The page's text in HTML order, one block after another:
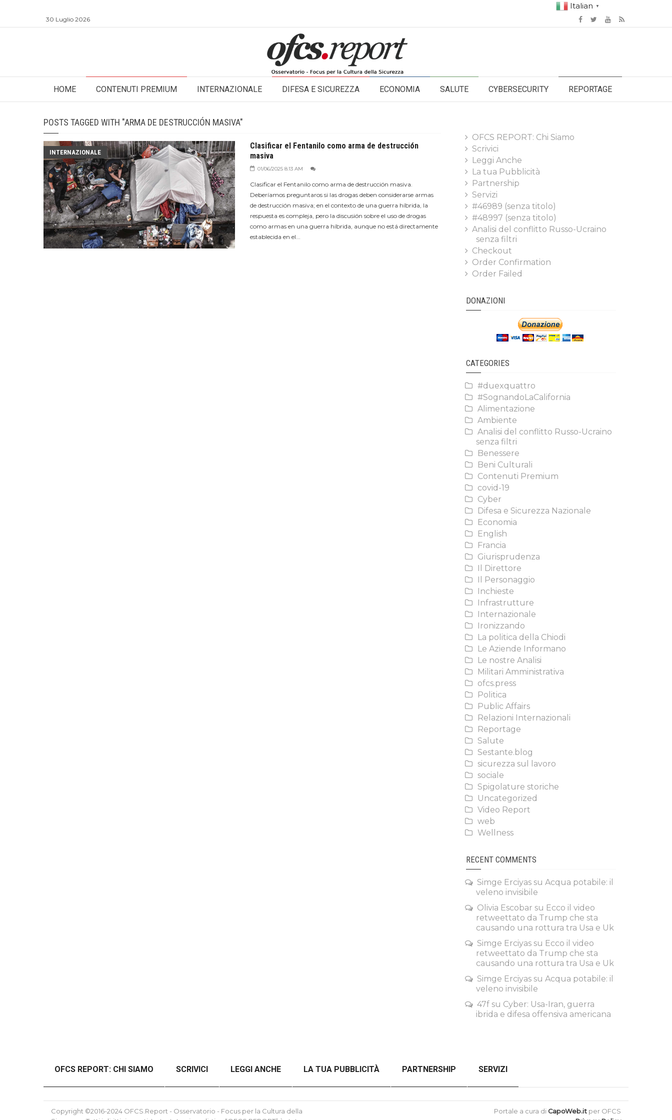
Italian ▼
30 Luglio 2026
HOME CONTENUTI PREMIUM INTERNAZIONALE DIFESA E SICUREZZA ECONOMIA SALUTE CYBERSECURITY REPORTAGE
POSTS TAGGED WITH "ARMA DE DESTRUCCIÓN MASIVA"
INTERNAZIONALE
Clasificar el Fentanilo como arma de destrucción
masiva
01/06/2025 8:13 AM
Clasificar el Fentanilo como arma de destrucción masiva.
Deberíamos preguntaros si las drogas deben considerarse armas
de destrucción masiva; en el contexto de una guerra híbrida, la
respuesta es compleja, pero la discusión sobre el uso de drogas
como armas en una guerra híbrida, aunque no está directamente
establecida en el...
OFCS REPORT: Chi Siamo
Scrivici
Leggi Anche
La tua Pubblicità
Partnership
Servizi
#46989 (senza titolo)
#48997 (senza titolo)
Analisi del conflitto Russo-Ucraino
senza filtri
Checkout
Order Confirmation
Order Failed
DONAZIONI
CATEGORIES
#duexquattro
#SognandoLaCalifornia
Alimentazione
Ambiente
Analisi del conflitto Russo-Ucraino
senza filtri
Benessere
Beni Culturali
Contenuti Premium
covid-19
Cyber
Difesa e Sicurezza Nazionale
Economia
English
Francia
Giurisprudenza
Il Direttore
Il Personaggio
Inchieste
Infrastrutture
Internazionale
Ironizzando
La politica della Chiodi
Le Aziende Informano
Le nostre Analisi
Militari Amministrativa
ofcs.press
Politica
Public Affairs
Relazioni Internazionali
Reportage
Salute
Sestante.blog
sicurezza sul lavoro
sociale
Spigolature storiche
Uncategorized
Video Report
web
Wellness
RECENT COMMENTS
Simge Erciyas su Acqua potabile: il
veleno invisibile
Olivia Escobar su Ecco il video
retweettato da Trump che sta
causando una rottura tra Usa e Uk
Simge Erciyas su Ecco il video
retweettato da Trump che sta
causando una rottura tra Usa e Uk
Simge Erciyas su Acqua potabile: il
veleno invisibile
47f su Cyber: Usa-Iran, guerra
ibrida e difesa offensiva americana
OFCS REPORT: CHI SIAMO SCRIVICI LEGGI ANCHE LA TUA PUBBLICITÀ PARTNERSHIP SERVIZI
#46989 (SENZA TITOLO) #48997 (SENZA TITOLO) ANALISI DEL CONFLITTO RUSSO-UCRAINO SENZA FILTRI CHECKOUT
Copyright ©2016-2024 OFCS.Report - Osservatorio - Focus per la Cultura della
Portale a cura diCapoWeb.it per OFCS